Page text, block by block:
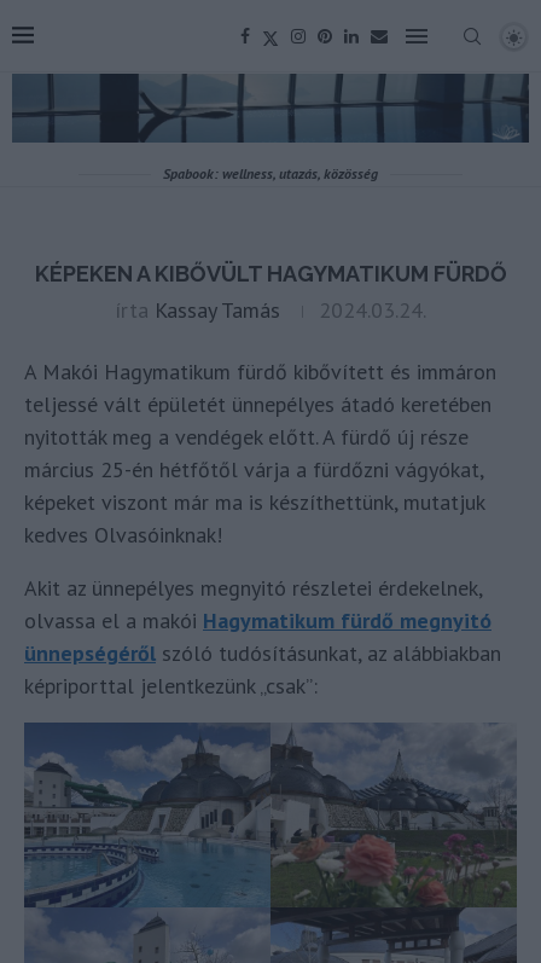
Spabook: wellness, utazás, közösség
KÉPEKEN A KIBŐVÜLT HAGYMATIKUM FÜRDŐ
írta Kassay Tamás 2024.03.24.
A Makói Hagymatikum fürdő kibővített és immáron
teljessé vált épületét ünnepélyes átadó keretében
nyitották meg a vendégek előtt. A fürdő új része
március 25-én hétfőtől várja a fürdőzni vágyókat,
képeket viszont már ma is készíthettünk, mutatjuk
kedves Olvasóinknak!
Akit az ünnepélyes megnyitó részletei érdekelnek,
olvassa el a makói Hagymatikum fürdő megnyitó
ünnepségéről szóló tudósításunkat, az alábbiakban
képriporttal jelentkezünk „csak”: